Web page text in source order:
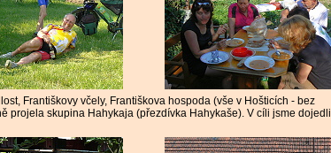
Františkovy včely, Františkova hospoda (vše v Hošticích - bez
projela skupina Hahykaja (přezdívka Hahykaše). V cíli jsme dojedli